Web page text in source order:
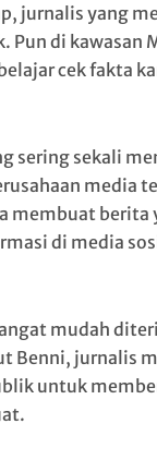
jurnalis yang
Pun di kawasan
cek fakta
sering sekali
media
membuat
di media
mudah
Benni, jurnalis
untuk